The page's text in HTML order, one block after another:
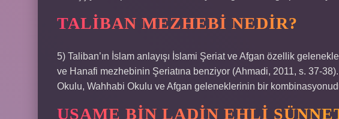
TALIBAN MEZHEBI NEDIR?
5) Taliban’ın İslam anlayışı İslami Şeriat ve Afgan özellik
ve Hanafi mezhebinin Şeriatına benziyor (Ahmadi, 2011, s. 37-
Okulu, Wahhabi Okulu ve Afgan geleneklerinin bir
USAME BIN LADIN EHLI